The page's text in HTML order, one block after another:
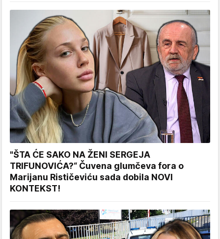
"ŠTA ĆE SAKO NA ŽENI SERGEJA
TRIFUNOVIĆA?“ Čuvena glumčeva fora o
Marijanu Rističeviću sada dobila NOVI
KONTEKST!